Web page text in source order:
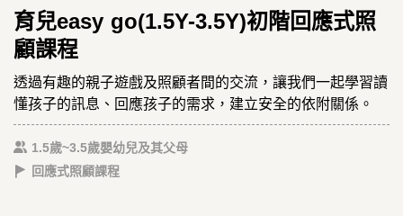
育兒easy go(1.5Y-3.5Y)初階回應式照
顧課程
透過有趣的親子遊戲及照顧者間的交流，讓我們一起學習讀
懂孩子的訊息、回應孩子的需求，建立安全的依附關係。
1.5歲~3.5歲嬰幼兒及其父母
回應式照顧課程